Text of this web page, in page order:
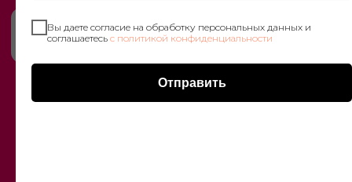
Вы даете согласие на обработку персональных данных и
соглашаетесь с политикой конфиденциальности
Отправить